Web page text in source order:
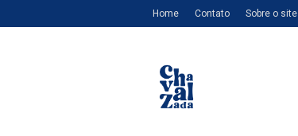
Home Contato Sobre o site